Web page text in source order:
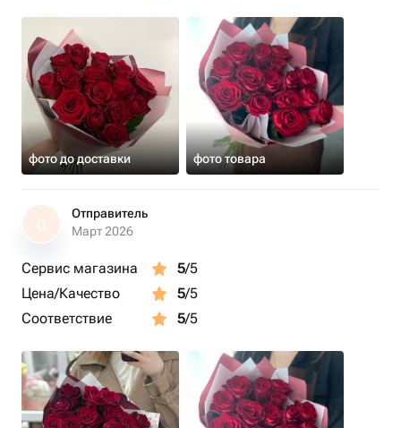
фото до доставки фото товара
О
Отправитель
Март 2026
Сервис магазина 5/5
Цена/Качество
5/5
Соответствие
5/5